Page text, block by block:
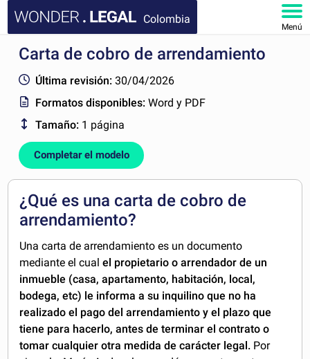
Colombia
Menú
INICIO
DOCUMENTOS
FAQ
MI CUENTA
Carta de cobro de arrendamiento
Última revisión: 30/04/2026
Formatos disponibles:Word y PDF
Tamaño: 1 página
Completar el modelo
¿Qué es una carta de cobro de
arrendamiento?
Una carta de arrendamiento es un documento
mediante el cualel propietario o arrendador de un
inmueble (casa, apartamento, habitación, local,
bodega, etc) le informa a su inquilino que no ha
realizado el pago del arrendamiento y el plazo que
tiene para hacerlo, antes de terminar el contrato o
tomar cualquier otra medida de carácter legal. Por